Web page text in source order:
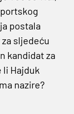
postala
sljedeću
kandidat za
Hajduk
nazire?